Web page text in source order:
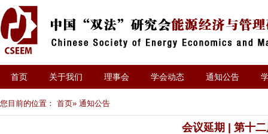
首页 关于我们 理事会 学会动态 通知公告
您目前的位置： 首页» 通知公告
会议延期 | 第十